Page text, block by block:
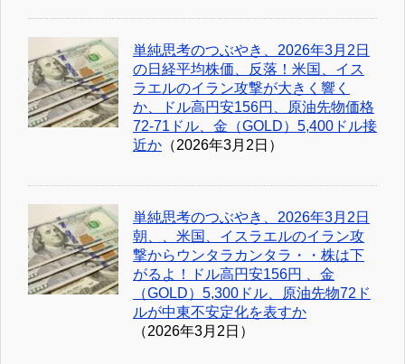
単純思考のつぶやき、2026年3月2日
の日経平均株価、反落！米国、イス
ラエルのイラン攻撃が大きく響く
か、ドル高円安156円、原油先物価格
72-71ドル、金（GOLD）5,400ドル接
近か （2026年3月2日）
単純思考のつぶやき、2026年3月2日
朝、、米国、イスラエルのイラン攻
撃からウンタラカンタラ・・株は下
がるよ！ドル高円安156円 、金
（GOLD）5,300ドル、原油先物72ド
ルが中東不安定化を表すか
（2026年3月2日）